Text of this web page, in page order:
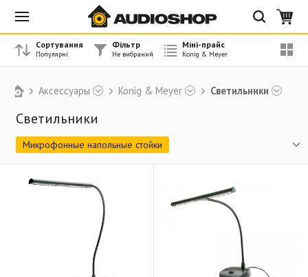
Аксессуары Konig & Meyer Светильники
Светильники
Микрофонные напольные стойки
Стрелы для микрофонных стоек
Настольные стойки и микрофонные базы
Гусиные шеи
Микрофонные удочки
Звукоизоляционные стойки
Сортування Фільтр Міні-прайс